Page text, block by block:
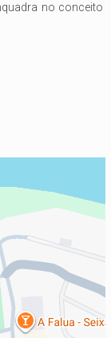
no conceito